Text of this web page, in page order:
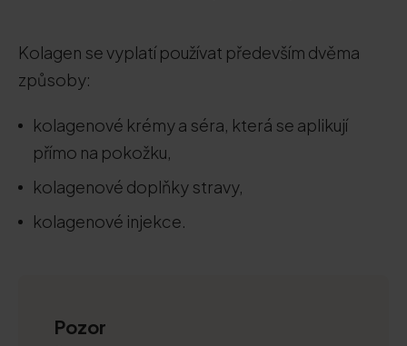
Kolagen se vyplatí používat především dvěma
způsoby:
kolagenové krémy a séra, která se aplikují
přímo na pokožku,
kolagenové doplňky stravy,
kolagenové injekce.
Pozor